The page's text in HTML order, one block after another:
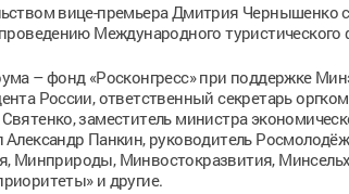
вице-премьера Дмитрия Чернышенко
Международного
– фонд «Росконгресс» при поддержке
России, ответственный секретарь
заместитель министра
Панкин, руководитель
Минприроды, Минвостокразвития,
и другие.